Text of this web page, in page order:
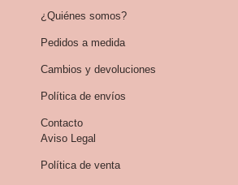
¿Quiénes somos?
Pedidos a medida
Cambios y devoluciones
Política de envíos
Contacto
Aviso Legal
Política de venta